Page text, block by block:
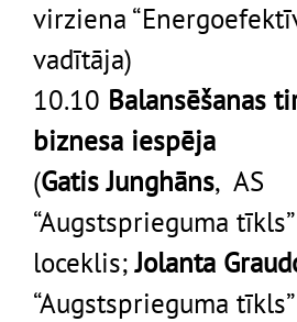
virziena
vadītāja)
10.10 Balansēšanas
biznesa iespēja
(Gatis Junghāns, AS
“Augstsprieguma
loceklis;Jolanta
“Augstsprieguma